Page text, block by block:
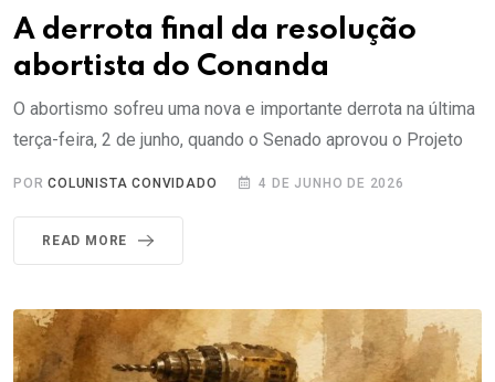
A derrota final da resolução
abortista do Conanda
O abortismo sofreu uma nova e importante derrota na última
terça-feira, 2 de junho, quando o Senado aprovou o Projeto
PORCOLUNISTA CONVIDADO 4 DE JUNHO DE 2026
READ MORE